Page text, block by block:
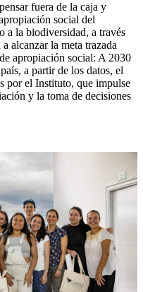
fuera de la caja y
social del
a la biodiversidad, a través
alcanzar la meta trazada
apropiación social: A 2030
a partir de los datos, el
por el Instituto, que impulse
y la toma de decisiones